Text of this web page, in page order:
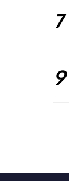
7
9